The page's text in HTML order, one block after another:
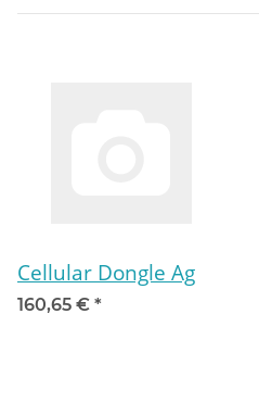
Cellular Dongle Ag
160,65 € *